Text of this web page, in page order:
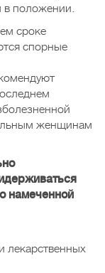
в положении.
сроке
спорные
женщинам
намеченной
лекарственных